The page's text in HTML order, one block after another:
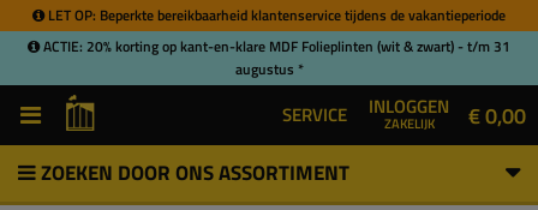
LET OP: Beperkte bereikbaarheid klantenservice tijdens de vakantieperiode
ACTIE: 20% korting op kant-en-klare MDF Folieplinten (wit & zwart) - t/m 31
augustus *
SERVICE INLOGGEN
ZAKELIJK € 0,00
ZOEKEN DOOR ONS ASSORTIMENT